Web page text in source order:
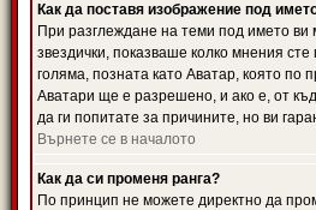
Как да поставя изображение под
При разглеждане на теми под името ви
звездички, показваше колко мнения
голяма, позната като Аватар, която по
Аватари ще е разрешено, и ако е, от
да ги попитате за причините, но ви
Върнете се в началото
Как да си променя ранга?
По принцип не можете директно да